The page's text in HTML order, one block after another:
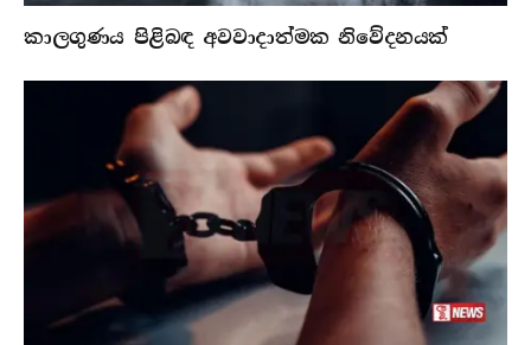
කාලගුණය පිළිබඳ අවවාදාත්මක නිවේදනයක්